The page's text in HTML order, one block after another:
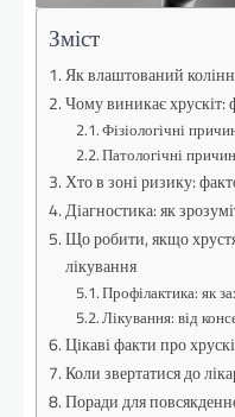
Зміст
Як влаштований
Чому виникає хрускіт:
Фізіологічні
Патологічні
Хто в зоні ризику:
Діагностика: як
Що робити, якщо
лікування
Профілактика: як
Лікування: від
Цікаві факти про
Коли звертатися до
Поради для